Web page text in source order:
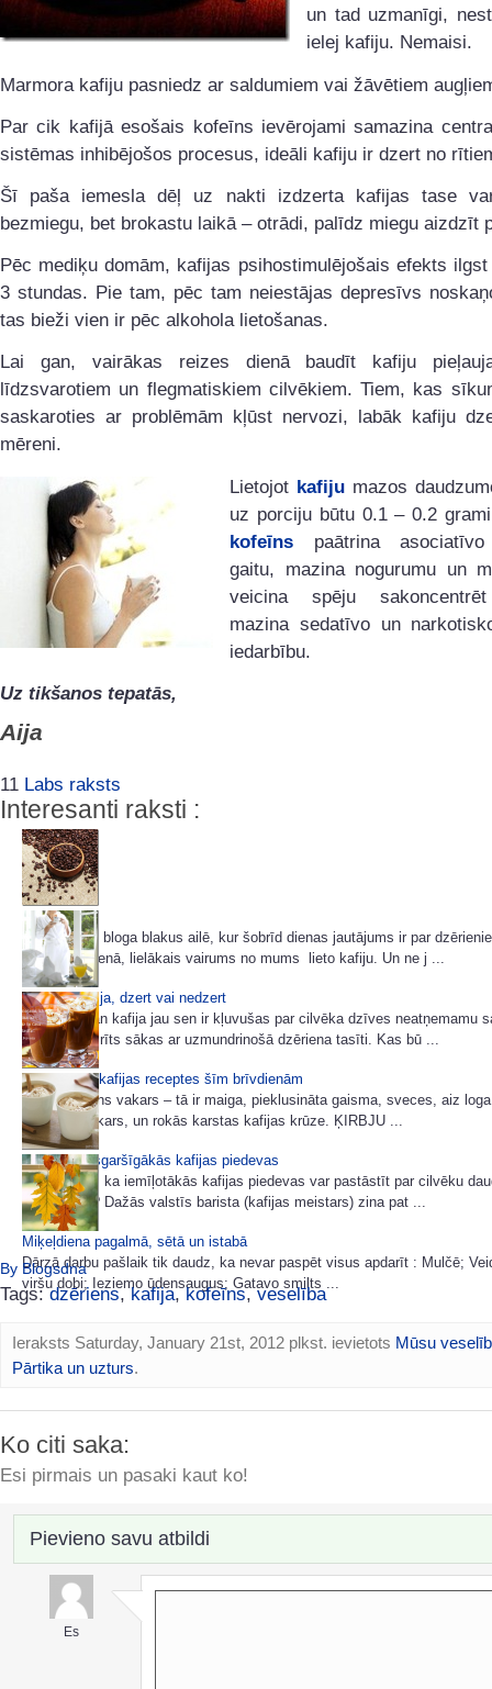
un tad uzmanīgi,
ielej kafiju. Nemaisi.
Marmora kafiju pasniedz ar saldumiem vai žāvētiem
Par cik kafijā esošais kofeīns ievērojami samazina
sistēmas inhibējošos procesus, ideāli kafiju ir dzert no
Šī paša iemesla dēļ uz nakti izdzerta kafijas tase
bezmiegu, bet brokastu laikā – otrādi, palīdz miegu aizdzīt
Pēc mediķu domām, kafijas psihostimulējošais efekts ilgst
3 stundas. Pie tam, pēc tam neiestājas depresīvs
tas bieži vien ir pēc alkohola lietošanas.
Lai gan, vairākas reizes dienā baudīt kafiju
līdzsvarotiem un flegmatiskiem cilvēkiem. Tiem, kas
saskaroties ar problēmām kļūst nervozi, labāk kafiju
mēreni.
Lietojot kafiju mazos
uz porciju būtu 0.1 – 0.2
kofeīns paātrina asociatīvo
gaitu, mazina nogurumu un
veicina spēju
mazina sedatīvo un
iedarbību.
Uz tikšanos tepatās,
Aija
11 Labs raksts
Interesanti raksti :
Kofeīns
Kā redzams bloga blakus ailē, kur šobrīd dienas jautājums ir par
lietojam ikdienā, lielākais vairums no mums lieto kafiju. Un ne j ...
Tēja vai kafija, dzert vai nedzert
Gan tēja, gan kafija jau sen ir kļuvušas par cilvēka dzīves neatņemamu
Katrs mūsu rīts sākas ar uzmundrinošā dzēriena tasīti. Kas bū ...
Trīs gardas kafijas receptes šīm brīvdienām
Mājīgs rudens vakars – tā ir maiga, pieklusināta gaisma, sveces, aiz
rudenīgs vakars, un rokās karstas kafijas krūze. ĶIRBJU ...
Septiņas visgaršīgākās kafijas piedevas
Vai tu zināji, ka iemīļotākās kafijas piedevas var pastāstīt par cilvēku
interesanta? Dažās valstīs barista (kafijas meistars) zina pat ...
Miķeļdiena pagalmā, sētā un istabā
Dārzā darbu pašlaik tik daudz, ka nevar paspēt visus apdarīt : Mulčē;
viršu dobi; Ieziemo ūdensaugus; Gatavo smilts ...
By Blogsdna
Tags:dzēriens,kafija,kofeīns,veselība
Ieraksts Saturday, January 21st, 2012 plkst. ievietots Mūsu
Pārtika un uzturs.
Ko citi saka:
Esi pirmais un pasaki kaut ko!
Pievieno savu atbildi
Es